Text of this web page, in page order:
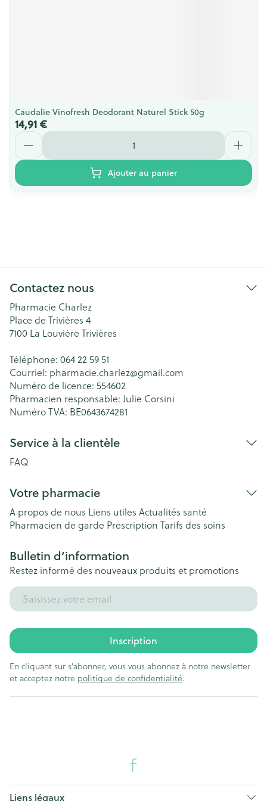
Caudalie Vinofresh Deodorant Naturel Stick 50g
14,91 €
Quantité
Ajouter au panier
Contactez nous
Pharmacie Charlez
Place de Trivières 4
7100 La Louvière Trivières
Téléphone: 064 22 59 51
Courriel: pharmacie.charlez@gmail.com
Numéro de licence: 554602
Pharmacien responsable: Julie Corsini
Numéro TVA: BE0643674281
Service à la clientèle
FAQ
Votre pharmacie
A propos de nous Liens utiles Actualités santé
Pharmacien de garde Prescription Tarifs des soins
Bulletin d’information
Restez informé des nouveaux produits et promotions
Adresse mail
Inscription
En cliquant sur s'abonner, vous vous abonnez à notre newsletter
et acceptez notre politique de confidentialité.
Liens légaux